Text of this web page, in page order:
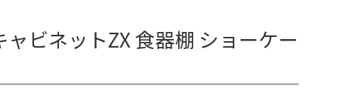
ビネットZX 食器棚 ショーケー